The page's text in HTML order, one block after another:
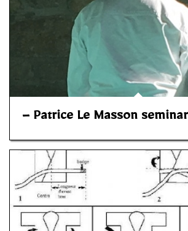
– Patrice Le Masson